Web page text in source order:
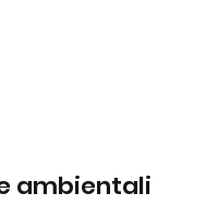
ambientali